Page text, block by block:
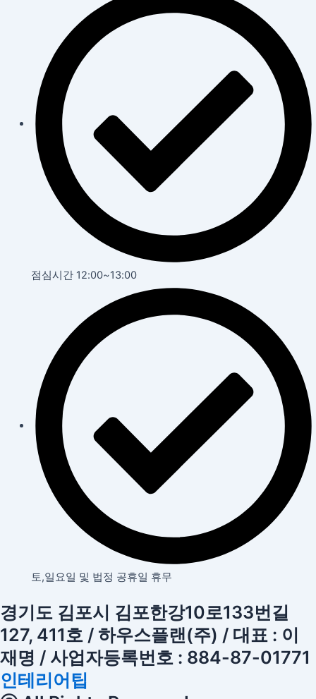
점심시간 12:00~13:00
토,일요일 및 법정 공휴일 휴무
경기도 김포시 김포한강10로133번길
127, 411호 / 하우스플랜(주) / 대표 : 이
재명 / 사업자등록번호 : 884-87-01771
인테리어팁